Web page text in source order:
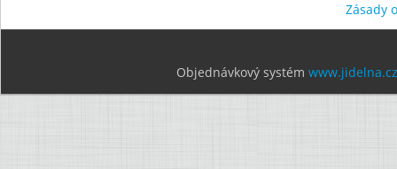
Zásady
Objednávkový systém www.jidelna.cz